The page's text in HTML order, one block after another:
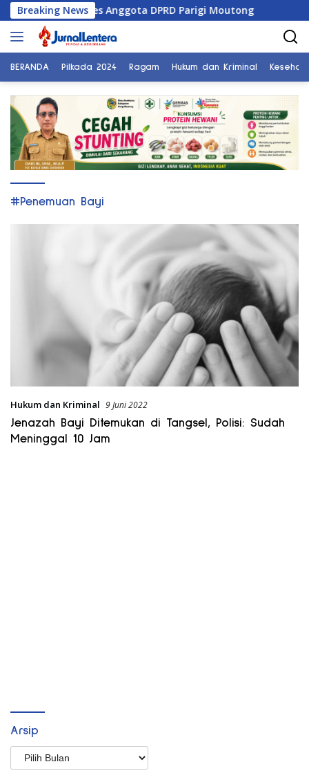
Langsung
ke
konten
Breaking News
di Reses Anggota DPRD Parigi Moutong
BERANDA Pilkada 2024 Ragam Hukum dan Kriminal
#Penemuan Bayi
Hukum dan Kriminal 9 Juni 2022
Jenazah Bayi Ditemukan di Tangsel, Polisi: Sudah
Meninggal 10 Jam
Arsip
Arsip